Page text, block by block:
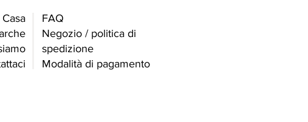
FAQ
Negozio / politica di
spedizione
Modalità di pagamento
Casa